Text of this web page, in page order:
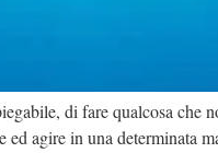
di fare qualcosa che
ed agire in una determinata